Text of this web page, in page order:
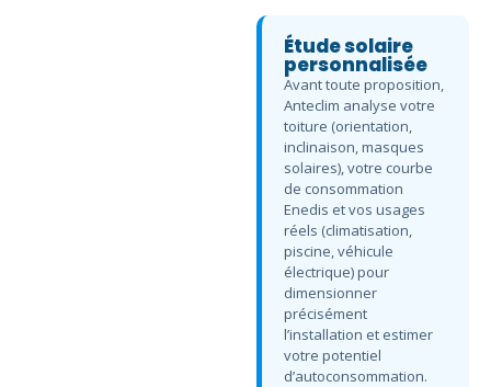
Étude solaire
personnalisée
Avant toute proposition,
Anteclim analyse votre
toiture (orientation,
inclinaison, masques
solaires), votre courbe
de consommation
Enedis et vos usages
réels (climatisation,
piscine, véhicule
électrique) pour
dimensionner
précisément
l’installation et estimer
votre potentiel
d’autoconsommation.